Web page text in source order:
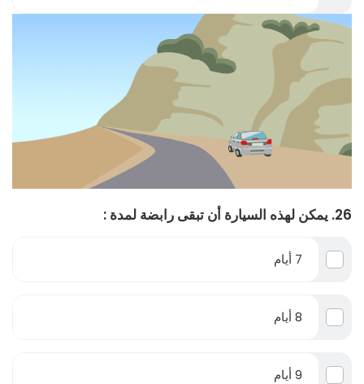
26. يمكن لهذه السيارة أن تبقى رابضة لمدة :
7 أيام
8 أيام
9 أيام